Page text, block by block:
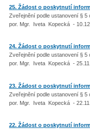
25. Žádost o poskytnutí
Zveřejnění podle ustanovení § 5
por. Mgr. Iveta Kopecká -
24. Žádost o poskytnutí
Zveřejnění podle ustanovení § 5
por. Mgr. Iveta Kopecká -
23. Žádost o poskytnutí
Zveřejnění podle ustanovení § 5
por. Mgr. Iveta Kopecká -
22. Žádost o poskytnutí